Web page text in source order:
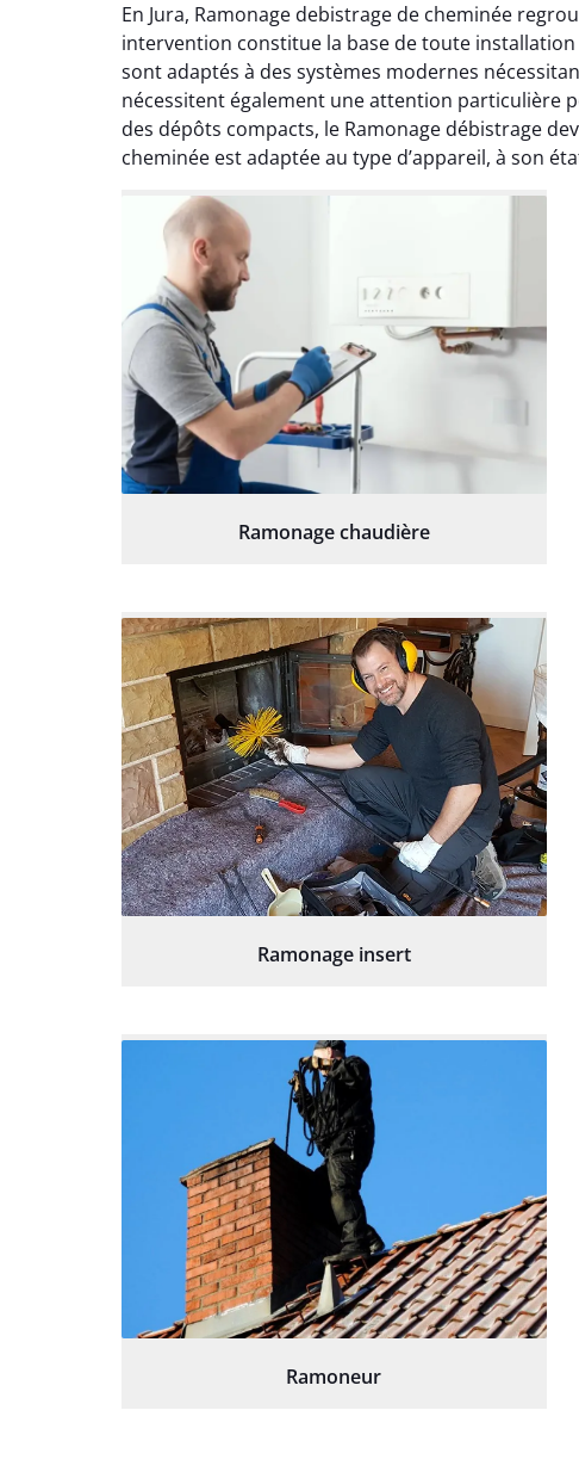
En Jura, Ramonage debistrage de cheminée
intervention constitue la base de toute
sont adaptés à des systèmes modernes
nécessitent également une attention particulière
des dépôts compacts, le Ramonage débistrage
cheminée est adaptée au type d’appareil, à son
Ramonage chaudière
Ramonage insert
Ramoneur